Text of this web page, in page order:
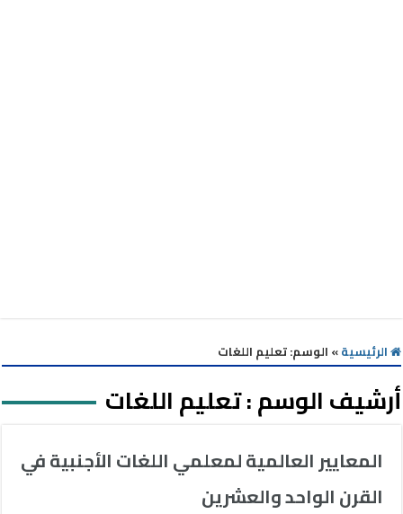
الرئيسية» الوسم:تعليم اللغات
أرشيف الوسم :تعليم اللغات
المعايير العالمية لمعلمي اللغات الأجنبية في
القرن الواحد والعشرين